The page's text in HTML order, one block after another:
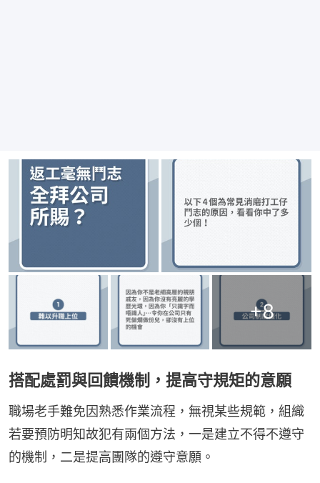
+8
搭配處罰與回饋機制，提高守規矩的意願
職場老手難免因熟悉作業流程，無視某些規範，組織
若要預防明知故犯有兩個方法，一是建立不得不遵守
的機制，二是提高團隊的遵守意願。